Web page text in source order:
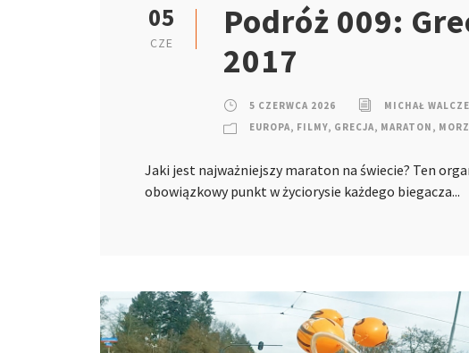
05
CZE
Podróż 009:
2017
5 CZERWCA 2026
MICHAŁ
EUROPA, FILMY, GRECJA, MARATON ,
Jaki jest najważniejszy maraton na świecie? Ten
obowiązkowy punkt w życiorysie każdego biegacza...